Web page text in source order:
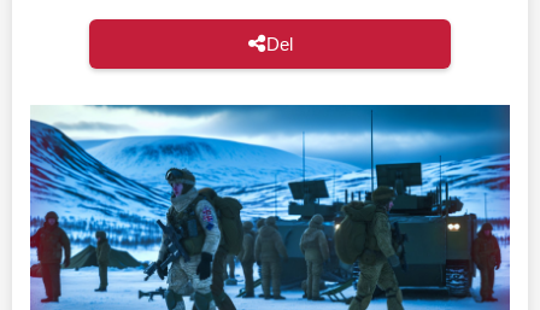
Del